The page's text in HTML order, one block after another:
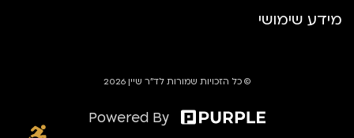
מידע שימושי
© כל הזכויות שמורות לד״ר שיין 2026
Powered By